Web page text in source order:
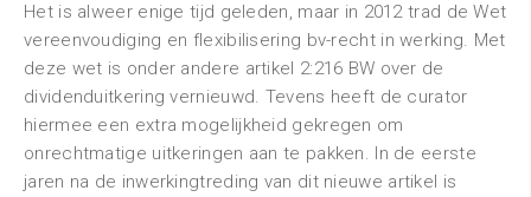
Het is alweer enige tijd geleden, maar in 2012 trad de Wet
vereenvoudiging en flexibilisering bv-recht in werking. Met
deze wet is onder andere artikel 2:216 BW over de
dividenduitkering vernieuwd. Tevens heeft de curator
hiermee een extra mogelijkheid gekregen om
onrechtmatige uitkeringen aan te pakken. In de eerste
jaren na de inwerkingtreding van dit nieuwe artikel is